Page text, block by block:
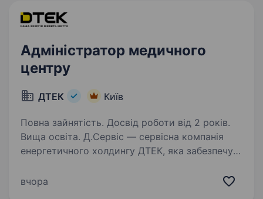
Адміністратор медичного
центру
ДТЕК Київ
Повна зайнятість. Досвід роботи від 2 років.
Вища освіта. Д.Сервіс — сервісна компанія
енергетичного холдингу ДТЕК, яка забезпечує
Наша мета — бути надійним партнером для
вчора